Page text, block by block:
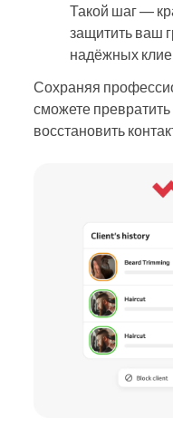
Такой шаг —
защитить ваш
надёжных
Сохраняя
сможете
восстановить